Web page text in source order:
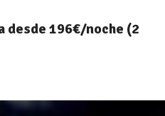
desde 196€/noche (2